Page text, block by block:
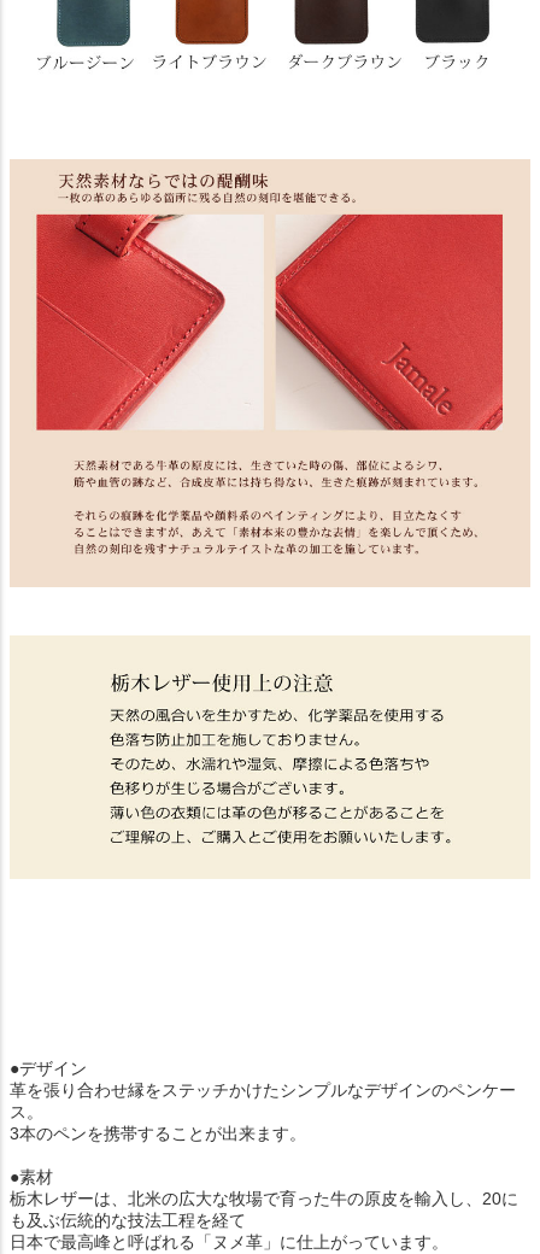
●デザイン
革を張り合わせ縁をステッチかけたシンプルなデザインのペンケー
ス。
3本のペンを携帯することが出来ます。
●素材
栃木レザーは、北米の広大な牧場で育った牛の原皮を輸入し、20に
も及ぶ伝統的な技法工程を経て
日本で最高峰と呼ばれる「ヌメ革」に仕上がっています。